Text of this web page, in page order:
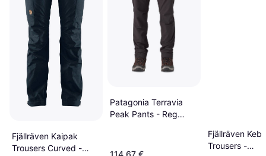
Fjällräven Kaipak
Trousers Curved -
Patagonia Terravia
Peak Pants - Reg
114,67 €
Fjällräven Keb
Trousers -